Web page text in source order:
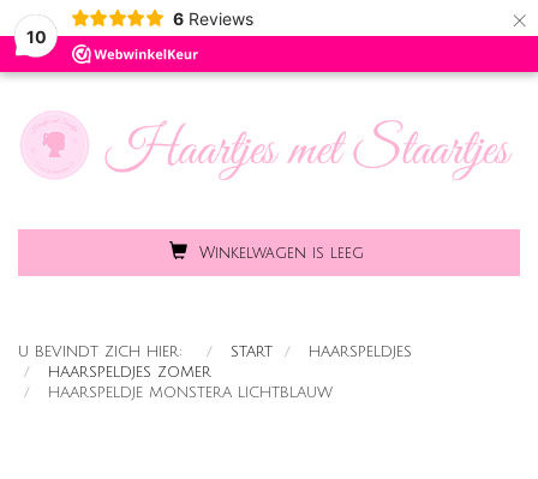
10
6 Reviews ×
Winkelwagen is leeg
Toggle
U BEVINDT ZICH HIER: START
HAARSPELDJES
HAARSPELDJES ZOMER
HAARSPELDJE MONSTERA LICHTBLAUW